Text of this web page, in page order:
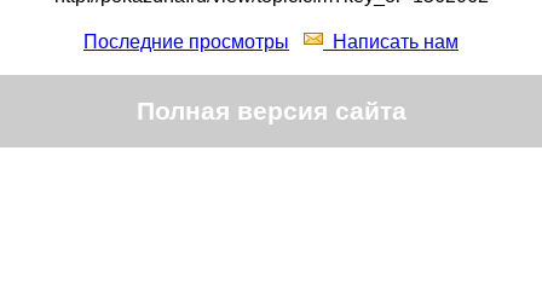
Последние просмотры Написать нам
Полная версия сайта